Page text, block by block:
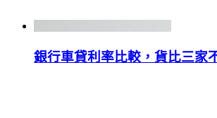
銀行車貸利率比較，貨比三家